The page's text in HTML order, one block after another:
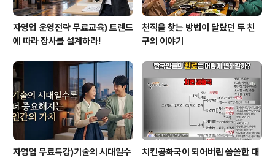
자영업 운영전략 무료교육) 트렌드
에 따라 장사를 설계하라!
천직을 찾는 방법이 달랐던 두 친
구의 이야기
자영업 무료특강)기술의 시대일수
치킨공화국이 되어버린 씁쓸한 대